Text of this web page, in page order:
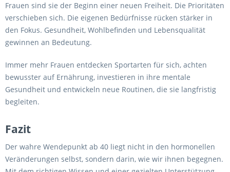
Frauen sind sie der Beginn einer neuen Freiheit. Die Prioritäten
verschieben sich. Die eigenen Bedürfnisse rücken stärker in
den Fokus. Gesundheit, Wohlbefinden und Lebensqualität
gewinnen an Bedeutung.
Immer mehr Frauen entdecken Sportarten für sich, achten
bewusster auf Ernährung, investieren in ihre mentale
Gesundheit und entwickeln neue Routinen, die sie langfristig
begleiten.
Fazit
Der wahre Wendepunkt ab 40 liegt nicht in den hormonellen
Veränderungen selbst, sondern darin, wie wir ihnen begegnen.